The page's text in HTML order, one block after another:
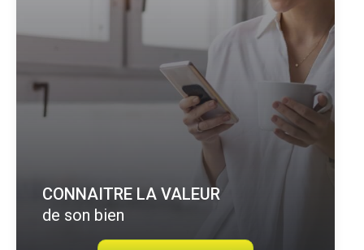
CONNAITRE LA VALEUR
de son bien